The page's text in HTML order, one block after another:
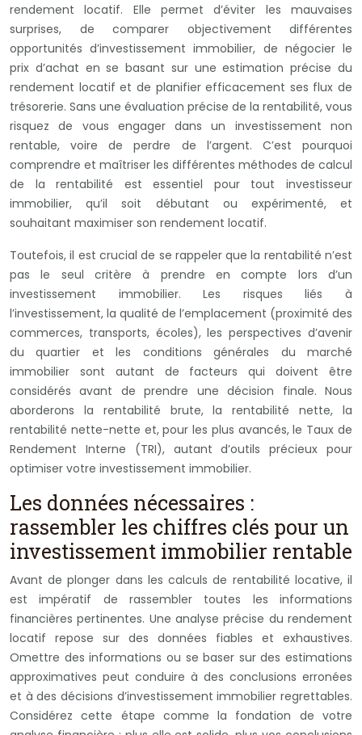
rendement locatif. Elle permet d’éviter les mauvaises
surprises, de comparer objectivement différentes
opportunités d’investissement immobilier, de négocier le
prix d’achat en se basant sur une estimation précise du
rendement locatif et de planifier efficacement ses flux de
trésorerie. Sans une évaluation précise de la rentabilité, vous
risquez de vous engager dans un investissement non
rentable, voire de perdre de l’argent. C’est pourquoi
comprendre et maîtriser les différentes méthodes de calcul
de la rentabilité est essentiel pour tout investisseur
immobilier, qu’il soit débutant ou expérimenté, et
souhaitant maximiser son rendement locatif.
Toutefois, il est crucial de se rappeler que la rentabilité n’est
pas le seul critère à prendre en compte lors d’un
investissement immobilier. Les risques liés à
l’investissement, la qualité de l’emplacement (proximité des
commerces, transports, écoles), les perspectives d’avenir
du quartier et les conditions générales du marché
immobilier sont autant de facteurs qui doivent être
considérés avant de prendre une décision finale. Nous
aborderons la rentabilité brute, la rentabilité nette, la
rentabilité nette-nette et, pour les plus avancés, le Taux de
Rendement Interne (TRI), autant d’outils précieux pour
optimiser votre investissement immobilier.
Les données nécessaires :
rassembler les chiffres clés pour un
investissement immobilier rentable
Avant de plonger dans les calculs de rentabilité locative, il
est impératif de rassembler toutes les informations
financières pertinentes. Une analyse précise du rendement
locatif repose sur des données fiables et exhaustives.
Omettre des informations ou se baser sur des estimations
approximatives peut conduire à des conclusions erronées
et à des décisions d’investissement immobilier regrettables.
Considérez cette étape comme la fondation de votre